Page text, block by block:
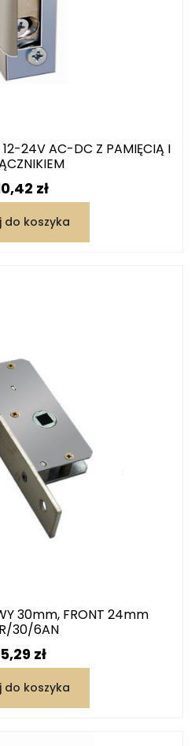
12-24V AC-DC Z PAMIĘCIĄ I
zł
do koszyka
30mm, FRONT 24mm
30/6AN
zł
do koszyka